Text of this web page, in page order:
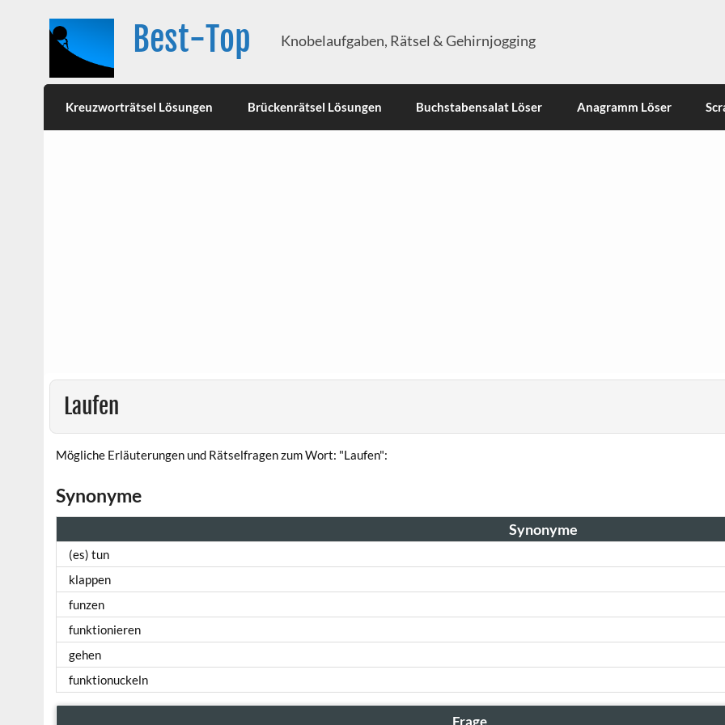
Best-Top Knobelaufgaben, Rätsel & Gehirnjogging
Kreuzworträtsel Lösungen Brückenrätsel Lösungen Buchstabensalat Löser Anagramm Löser
Laufen
Mögliche Erläuterungen und Rätselfragen zum Wort: "Laufen":
Synonyme
Synonyme
(es) tun
klappen
funzen
funktionieren
gehen
funktionuckeln